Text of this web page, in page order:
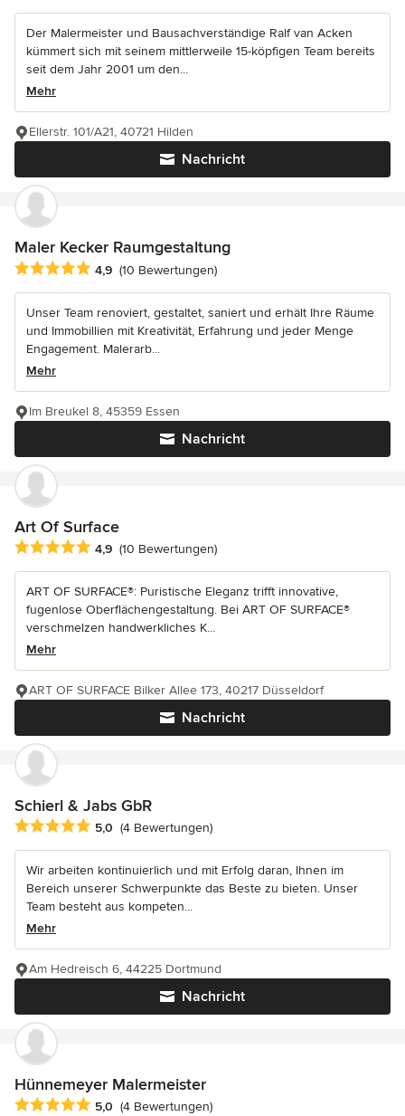
Der Malermeister und Bausachverständige Ralf van Acken
kümmert sich mit seinem mittlerweile 15-köpfigen Team bereits
seit dem Jahr 2001 um den...
Mehr
Nachricht
Ellerstr. 101/A21, 40721 Hilden
Maler Kecker Raumgestaltung
Durchschnittliche Bewertung: 4.9 von 5 Sternen
4,9 (10 Bewertungen)
Unser Team renoviert, gestaltet, saniert und erhält Ihre Räume
und Immobillien mit Kreativität, Erfahrung und jeder Menge
Engagement. Malerarb...
Mehr
Nachricht
Im Breukel 8, 45359 Essen
Art Of Surface
Durchschnittliche Bewertung: 4.9 von 5 Sternen
4,9 (10 Bewertungen)
ART OF SURFACE®: Puristische Eleganz trifft innovative,
fugenlose Oberflächengestaltung. Bei ART OF SURFACE®
verschmelzen handwerkliches K...
Mehr
Nachricht
ART OF SURFACE Bilker Allee 173, 40217 Düsseldorf
Schierl & Jabs GbR
Durchschnittliche Bewertung: 5 von 5 Sternen
5,0 (4 Bewertungen)
Wir arbeiten kontinuierlich und mit Erfolg daran, Ihnen im
Bereich unserer Schwerpunkte das Beste zu bieten. Unser
Team besteht aus kompeten...
Mehr
Nachricht
Am Hedreisch 6, 44225 Dortmund
Hünnemeyer Malermeister
Durchschnittliche Bewertung: 5 von 5 Sternen
5,0 (4 Bewertungen)